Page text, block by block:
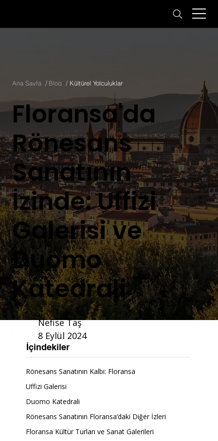
Ana Sayfa / Blog / Kültürel Yolculuklar
Floransa'da
Rönesans
Sanatının
İzinde: Uffizi
Galerisi ve
Duomo
Katedrali
Nefise Taş
8 Eylül 2024
İçindekiler
Rönesans Sanatının Kalbi: Floransa
Uffizi Galerisi
Duomo Katedrali
Rönesans Sanatının Floransa’daki Diğer İzleri
Floransa Kültür Turları ve Sanat Galerileri